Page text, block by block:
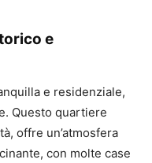
e
e residenziale,
Questo quartiere
offre un’atmosfera
con molte case